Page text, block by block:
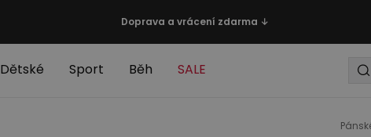
Doprava a vrácení zdarma ↓
Dětské Sport Běh SALE